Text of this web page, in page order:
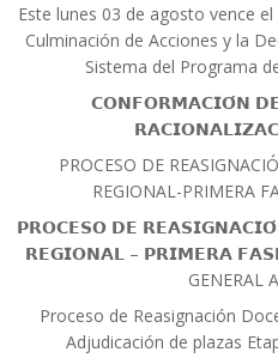
Este lunes 03 de agosto vence
Culminación de Acciones y la
Sistema del Programa
𝗖𝗢𝗡𝗙𝗢𝗥𝗠𝗔𝗖𝗜𝗢́𝗡
PROCESO DE
REGIONAL-PRIMERA
𝗣𝗥𝗢𝗖𝗘𝗦𝗢 𝗗𝗘
𝗥𝗘𝗚𝗜𝗢𝗡𝗔𝗟 – 𝗣𝗥𝗜𝗠𝗘𝗥𝗔 𝗙𝗔𝗦𝗘
GENERAL
Proceso de Reasignación
Adjudicación de plazas